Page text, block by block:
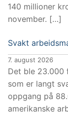
140 millioner
november. […]
Svakt
7. august 2026
Det ble 23.000
som er langt
oppgang på
amerikanske